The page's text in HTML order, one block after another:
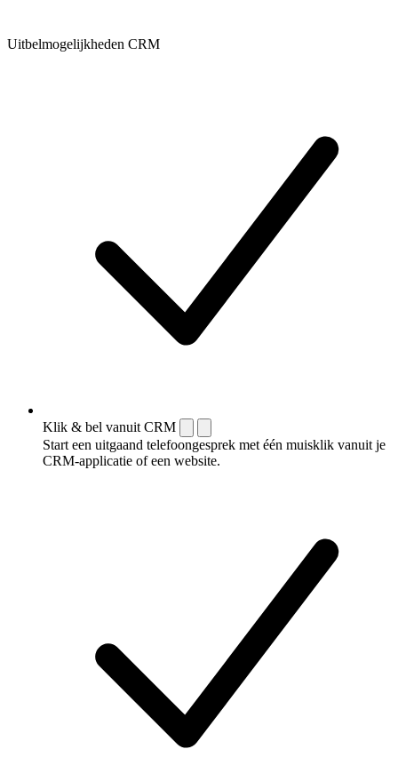
Uitbelmogelijkheden CRM
Klik & bel vanuit CRM
Start een uitgaand telefoongesprek met één muisklik vanuit je
CRM-applicatie of een website.